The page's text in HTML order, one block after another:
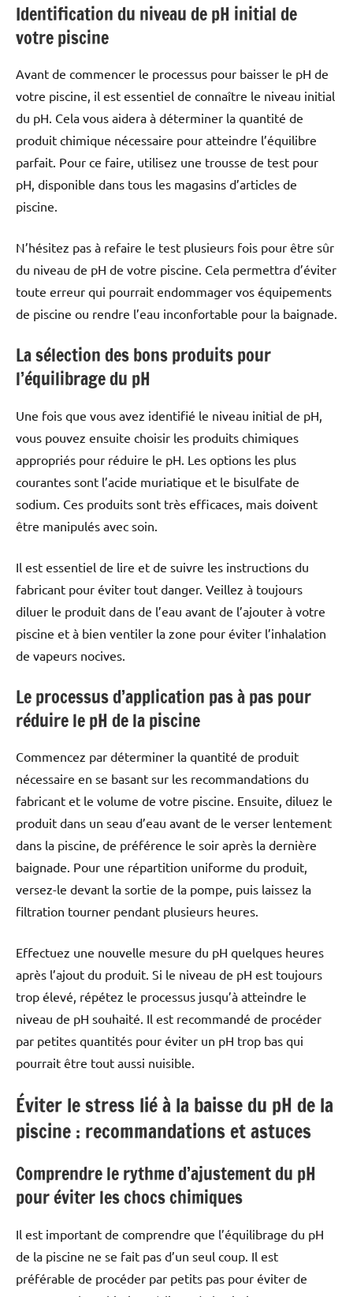
Identification du niveau de pH initial de
votre piscine
Avant de commencer le processus pour baisser le pH de
votre piscine, il est essentiel de connaître le niveau initial
du pH. Cela vous aidera à déterminer la quantité de
produit chimique nécessaire pour atteindre l’équilibre
parfait. Pour ce faire, utilisez une trousse de test pour
pH, disponible dans tous les magasins d’articles de
piscine.
N’hésitez pas à refaire le test plusieurs fois pour être sûr
du niveau de pH de votre piscine. Cela permettra d’éviter
toute erreur qui pourrait endommager vos équipements
de piscine ou rendre l’eau inconfortable pour la baignade.
La sélection des bons produits pour
l’équilibrage du pH
Une fois que vous avez identifié le niveau initial de pH,
vous pouvez ensuite choisir les produits chimiques
appropriés pour réduire le pH. Les options les plus
courantes sont l’acide muriatique et le bisulfate de
sodium. Ces produits sont très efficaces, mais doivent
être manipulés avec soin.
Il est essentiel de lire et de suivre les instructions du
fabricant pour éviter tout danger. Veillez à toujours
diluer le produit dans de l’eau avant de l’ajouter à votre
piscine et à bien ventiler la zone pour éviter l’inhalation
de vapeurs nocives.
Le processus d’application pas à pas pour
réduire le pH de la piscine
Commencez par déterminer la quantité de produit
nécessaire en se basant sur les recommandations du
fabricant et le volume de votre piscine. Ensuite, diluez le
produit dans un seau d’eau avant de le verser lentement
dans la piscine, de préférence le soir après la dernière
baignade. Pour une répartition uniforme du produit,
versez-le devant la sortie de la pompe, puis laissez la
filtration tourner pendant plusieurs heures.
Effectuez une nouvelle mesure du pH quelques heures
après l’ajout du produit. Si le niveau de pH est toujours
trop élevé, répétez le processus jusqu’à atteindre le
niveau de pH souhaité. Il est recommandé de procéder
par petites quantités pour éviter un pH trop bas qui
pourrait être tout aussi nuisible.
Éviter le stress lié à la baisse du pH de la
piscine : recommandations et astuces
Comprendre le rythme d’ajustement du pH
pour éviter les chocs chimiques
Il est important de comprendre que l’équilibrage du pH
de la piscine ne se fait pas d’un seul coup. Il est
préférable de procéder par petits pas pour éviter de